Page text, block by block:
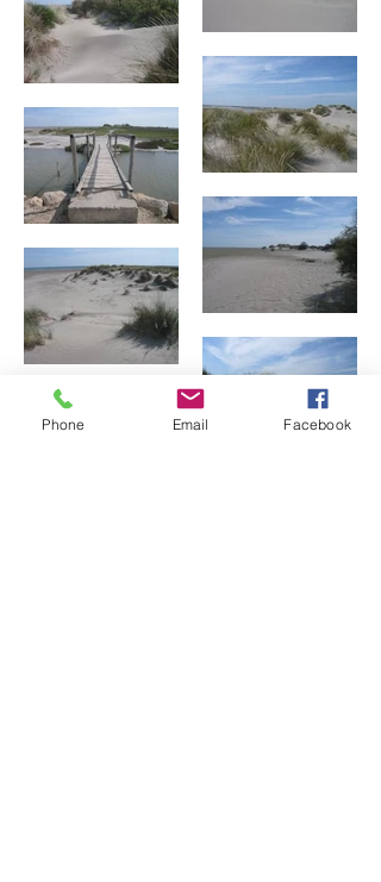
Phone Email Facebook